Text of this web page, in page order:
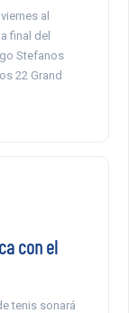
al
final del
Stefanos
22 Grand
con el
tenis sonará